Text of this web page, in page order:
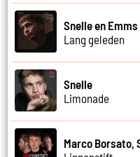
Snelle en Emms
Lang geleden
Snelle
Limonade
Marco Borsato,